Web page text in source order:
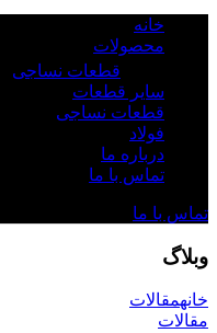
خانه
محصولات
قطعات نساجی
سایر قطعات
قطعات نساجی
فولاد
درباره ما
تماس با ما
تماس با ما
وبلاگ
خانهمقالات
مقالات